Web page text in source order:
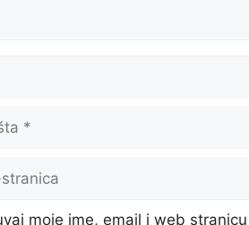
moje ime, email i web